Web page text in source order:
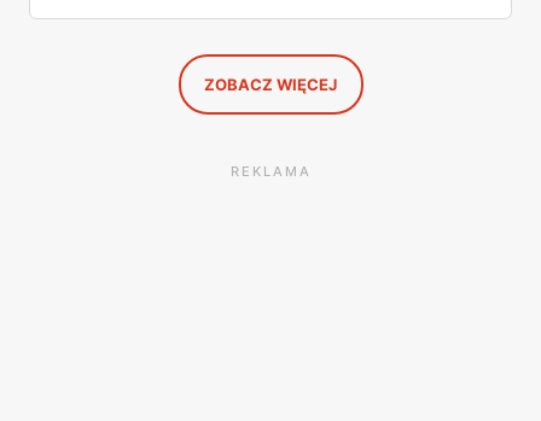
znalazłam, z cenami i terminami.
ZOBACZ WIĘCEJ
REKLAMA